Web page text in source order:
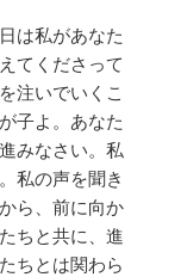
は私があなた
てくださって
注いでいくこ
子よ。あなた
みなさい。私
私の声を聞き
ら、前に向か
ちと共に、進
ちとは関わら